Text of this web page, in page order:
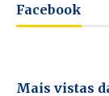
Facebook
Mais vistas